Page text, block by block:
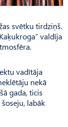
svētku tirdziņš.
valdīja
vadītāja
nekā
gada, ticis
labāk